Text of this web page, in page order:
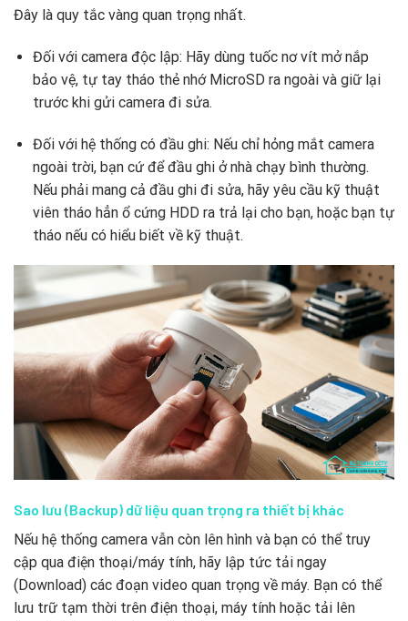
Đây là quy tắc vàng quan trọng nhất.
Đối với camera độc lập: Hãy dùng tuốc nơ vít mở nắp
bảo vệ, tự tay tháo thẻ nhớ MicroSD ra ngoài và giữ lại
trước khi gửi camera đi sửa.
Đối với hệ thống có đầu ghi: Nếu chỉ hỏng mắt camera
ngoài trời, bạn cứ để đầu ghi ở nhà chạy bình thường.
Nếu phải mang cả đầu ghi đi sửa, hãy yêu cầu kỹ thuật
viên tháo hẳn ổ cứng HDD ra trả lại cho bạn, hoặc bạn tự
tháo nếu có hiểu biết về kỹ thuật.
Sao lưu (Backup) dữ liệu quan trọng ra thiết bị khác
Nếu hệ thống camera vẫn còn lên hình và bạn có thể truy
cập qua điện thoại/máy tính, hãy lập tức tải ngay
(Download) các đoạn video quan trọng về máy. Bạn có thể
lưu trữ tạm thời trên điện thoại, máy tính hoặc tải lên